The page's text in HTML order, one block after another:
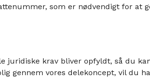
som er nødvendigt for at
juridiske krav bliver opfyldt, så du
gennem vores delekoncept, vil du